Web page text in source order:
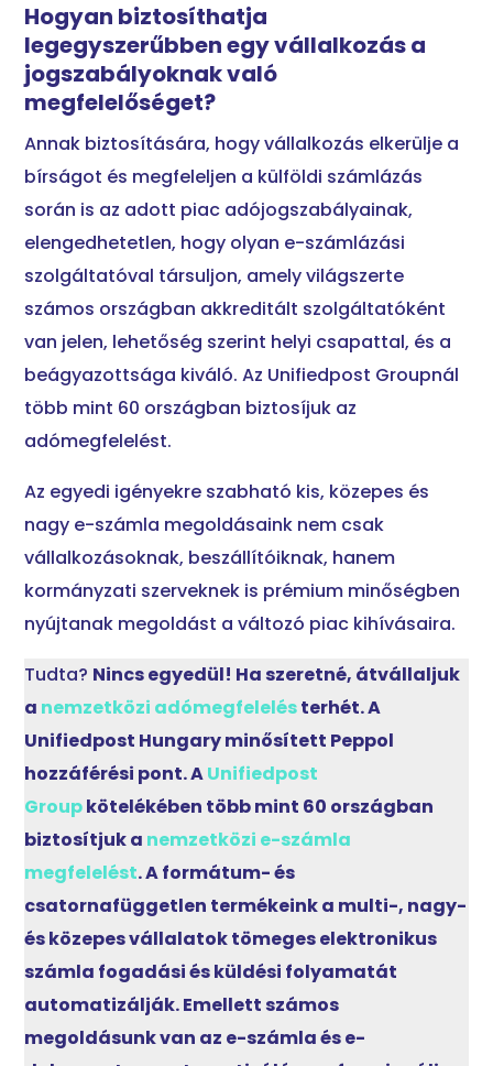
Hogyan biztosíthatja
legegyszerűbben egy vállalkozás a
jogszabályoknak való
megfelelőséget?
Annak biztosítására, hogy vállalkozás elkerülje a
bírságot és megfeleljen a külföldi számlázás
során is az adott piac adójogszabályainak,
elengedhetetlen, hogy olyan e-számlázási
szolgáltatóval társuljon, amely világszerte
számos országban akkreditált szolgáltatóként
van jelen, lehetőség szerint helyi csapattal, és a
beágyazottsága kiváló. Az Unifiedpost Groupnál
több mint 60 országban biztosíjuk az
adómegfelelést.
Az egyedi igényekre szabható kis, közepes és
nagy e-számla megoldásaink nem csak
vállalkozásoknak, beszállítóiknak, hanem
kormányzati szerveknek is prémium minőségben
nyújtanak megoldást a változó piac kihívásaira.
Tudta? Nincs egyedül! Ha szeretné, átvállaljuk
a nemzetközi adómegfelelésterhét. A
Unifiedpost Hungary minősített Peppol
hozzáférési pont. AUnifiedpost
Groupkötelékében több mint 60 országban
biztosítjuk a nemzetközi e-számla
megfelelést. A formátum- és
csatornafüggetlen termékeink a multi-, nagy-
és közepes vállalatok tömeges elektronikus
számla fogadási és küldési folyamatát
automatizálják. Emellett számos
megoldásunk van az e-számla és e-